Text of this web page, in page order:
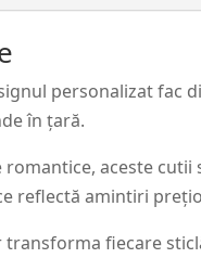
personalizat fac
în țară.
aceste
reflectă amintiri
fiecare